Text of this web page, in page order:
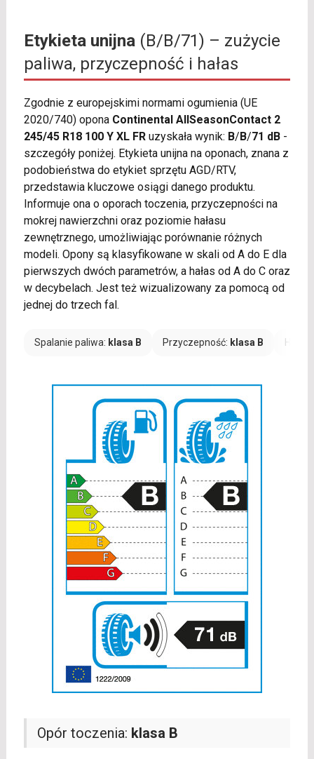
Etykieta unijna(B/B/71) – zużycie
paliwa, przyczepność i hałas
Zgodnie z europejskimi normami ogumienia (UE
2020/740) opona Continental AllSeasonContact 2
245/45 R18 100 Y XL FRuzyskała wynik: B/ B/71 dB-
szczegóły poniżej. Etykieta unijna na oponach, znana z
podobieństwa do etykiet sprzętu AGD/RTV,
przedstawia kluczowe osiągi danego produktu.
Informuje ona o oporach toczenia, przyczepności na
mokrej nawierzchni oraz poziomie hałasu
zewnętrznego, umożliwiając porównanie różnych
modeli. Opony są klasyfikowane w skali od A do E dla
pierwszych dwóch parametrów, a hałas od A do C oraz
w decybelach. Jest też wizualizowany za pomocą od
jednej do trzech fal.
Spalanie paliwa: klasa B Przyczepność: klasa B Hałas:
Opór toczenia: klasa B